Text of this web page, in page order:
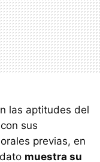
las aptitudes del
sus
previas, en
muestra su